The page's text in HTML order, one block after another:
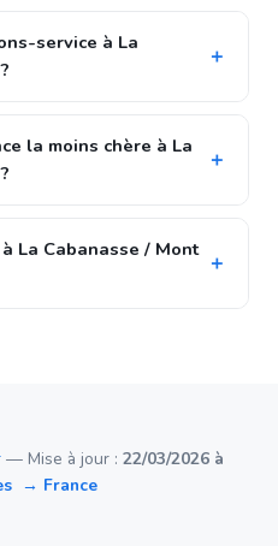
service à La
la moins chère à La
La Cabanasse / Mont
— Mise à jour : 22/03/2026 à
→ France